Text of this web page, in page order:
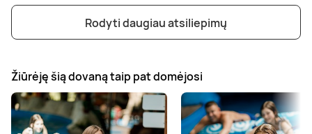
Rodyti daugiau atsiliepimų
Žiūrėję šią dovaną taip pat domėjosi